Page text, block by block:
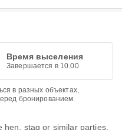
Время выселения
Завершается в 10.00
в разных объектах,
бронированием.
hen, stag or similar parties.